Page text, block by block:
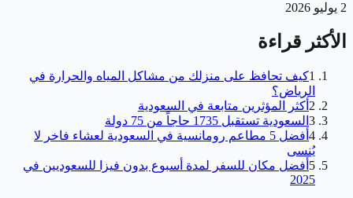
2 يوليو 2026
الأكثر قراءة
1كيف تحافظ على منزلك من مشاكل المياه والحرارة في
الرياض؟
2 أكثر المؤثرين متابعة في السعودية
3 السعودية تستقبل 1735 حاجاً من 75 دولة
4
أفضل 5 مطاعم رومانسية في السعودية لعشاء فاخر لا
يُنسى
5 أفضل مكان للسفر لمدة أسبوع بدون فيزا للسعوديين في
2025